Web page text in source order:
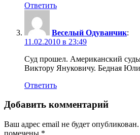
Ответить
Веселый Одуванчик:
11.02.2010 в 23:49
Суд прошел. Американский
Виктору Януковичу. Бедная
Ответить
Добавить комментарий
Ваш адрес email не будет опубликован.
помечены *